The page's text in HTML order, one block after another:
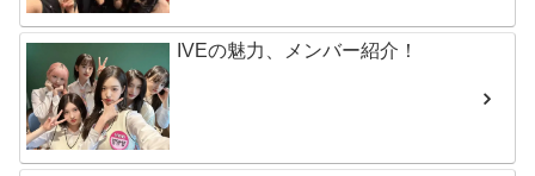
IVEの魅力、メンバー紹介！